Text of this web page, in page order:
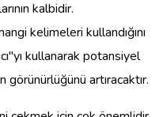
kalbidir.
kelimeleri kullandığını
kullanarak potansiyel
görünürlüğünü artıracaktır.